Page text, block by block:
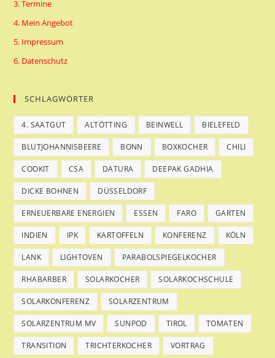
3. Termine
4. Mein Angebot
5. Impressum
6. Datenschutz
SCHLAGWÖRTER
4. SAATGUT ALTÖTTING BEINWELL BIELEFELD
BLUTJOHANNISBEERE BONN BOXKOCHER CHILI
COOKIT CSA DATURA DEEPAK GADHIA
DICKE BOHNEN DÜSSELDORF
ERNEUERBARE ENERGIEN ESSEN FARO GARTEN
INDIEN IPK KARTOFFELN KONFERENZ KÖLN
LANK LIGHTOVEN PARABOLSPIEGELKOCHER
RHABARBER SOLARKOCHER SOLARKOCHSCHULE
SOLARKONFERENZ SOLARZENTRUM
SOLARZENTRUM MV SUNPOD TIROL TOMATEN
TRANSITION TRICHTERKOCHER VORTRAG